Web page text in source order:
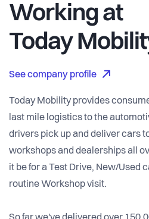
Working at
Today
See company profile
Today Mobility provides
last mile logistics to the
drivers pick up and deliver cars
workshops and dealerships all
it be for a Test Drive, New/Used
routine Workshop visit.